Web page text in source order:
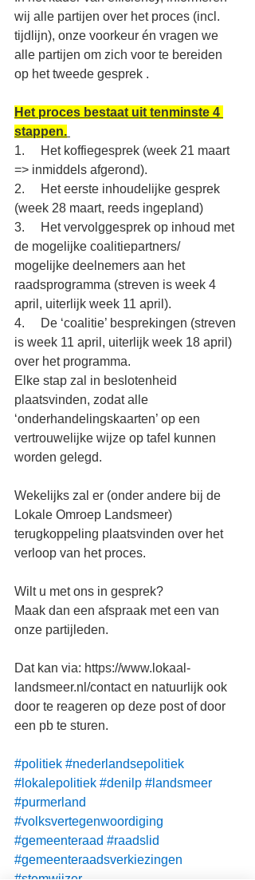
wij alle partijen over het proces (incl.
tijdlijn), onze voorkeur én vragen we
alle partijen om zich voor te bereiden
op het tweede gesprek .
Het proces bestaat uit tenminste 4
stappen.
1.     Het koffiegesprek (week 21 maart
=> inmiddels afgerond).
2.     Het eerste inhoudelijke gesprek
(week 28 maart, reeds ingepland)
3.     Het vervolggesprek op inhoud met
de mogelijke coalitiepartners/
mogelijke deelnemers aan het
raadsprogramma (streven is week 4
april, uiterlijk week 11 april).
4.     De ‘coalitie’ besprekingen (streven
is week 11 april, uiterlijk week 18 april)
over het programma.
Elke stap zal in beslotenheid
plaatsvinden, zodat alle
‘onderhandelingskaarten’ op een
vertrouwelijke wijze op tafel kunnen
worden gelegd.
Wekelijks zal er (onder andere bij de
Lokale Omroep Landsmeer)
terugkoppeling plaatsvinden over het
verloop van het proces.
Wilt u met ons in gesprek?
Maak dan een afspraak met een van
onze partijleden.
Dat kan via: https://www.lokaal-
landsmeer.nl/contact en natuurlijk ook
door te reageren op deze post of door
een pb te sturen.
#politiek #nederlandsepolitiek
#lokalepolitiek #denilp #landsmeer
#purmerland
#volksvertegenwoordiging
#gemeenteraad #raadslid
#gemeenteraadsverkiezingen